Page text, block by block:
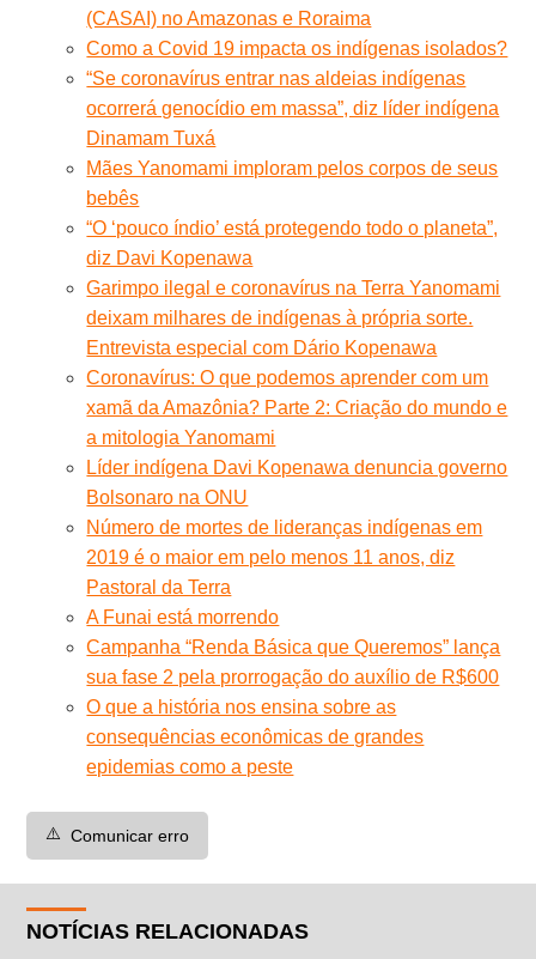
(CASAI) no Amazonas e Roraima
Como a Covid 19 impacta os indígenas isolados?
“Se coronavírus entrar nas aldeias indígenas
ocorrerá genocídio em massa”, diz líder indígena
Dinamam Tuxá
Mães Yanomami imploram pelos corpos de seus
bebês
“O ‘pouco índio’ está protegendo todo o planeta”,
diz Davi Kopenawa
Garimpo ilegal e coronavírus na Terra Yanomami
deixam milhares de indígenas à própria sorte.
Entrevista especial com Dário Kopenawa
Coronavírus: O que podemos aprender com um
xamã da Amazônia? Parte 2: Criação do mundo e
a mitologia Yanomami
Líder indígena Davi Kopenawa denuncia governo
Bolsonaro na ONU
Número de mortes de lideranças indígenas em
2019 é o maior em pelo menos 11 anos, diz
Pastoral da Terra
A Funai está morrendo
Campanha “Renda Básica que Queremos” lança
sua fase 2 pela prorrogação do auxílio de R$600
O que a história nos ensina sobre as
consequências econômicas de grandes
epidemias como a peste
⚠️ Comunicar erro
NOTÍCIAS RELACIONADAS